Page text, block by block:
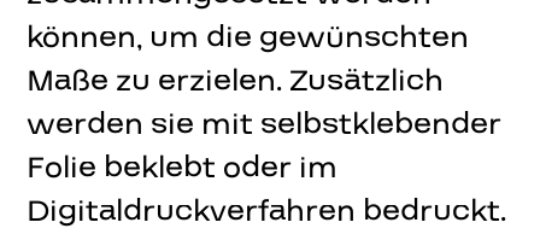
können, um die gewünschten
Maße zu erzielen. Zusätzlich
werden sie mit selbstklebender
Folie beklebt oder im
Digitaldruckverfahren bedruckt.